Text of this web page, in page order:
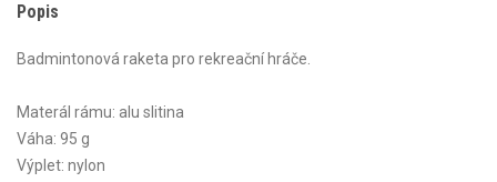
Popis
Badmintonová raketa pro rekreační hráče.
Materál rámu: alu slitina
Váha: 95 g
Výplet: nylon